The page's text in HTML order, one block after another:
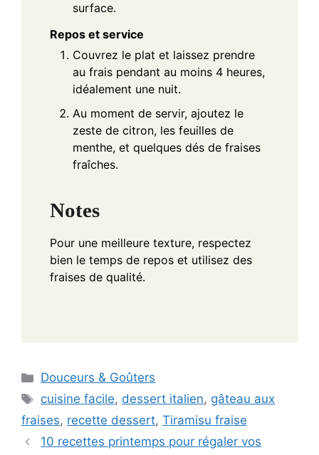
surface.
Repos et service
Couvrez le plat et laissez prendre
au frais pendant au moins 4 heures,
idéalement une nuit.
Au moment de servir, ajoutez le
zeste de citron, les feuilles de
menthe, et quelques dés de fraises
fraîches.
Notes
Pour une meilleure texture, respectez
bien le temps de repos et utilisez des
fraises de qualité.
Categories
Douceurs & Goûters
Tags
cuisine facile, dessert italien, gâteau aux
fraises, recette dessert, Tiramisu fraise
10 recettes printemps pour régaler vos